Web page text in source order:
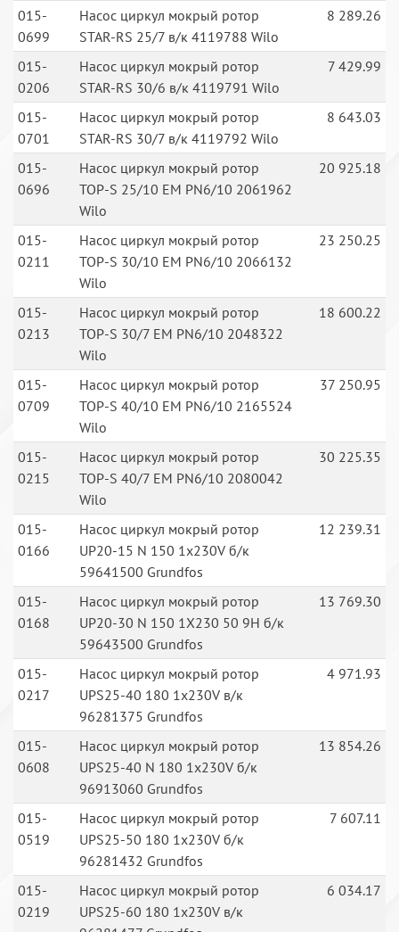
015-
0699
Насос циркул мокрый ротор
STAR-RS 25/7 в/к 4119788 Wilo
8 289.26
015-
0206
Насос циркул мокрый ротор
STAR-RS 30/6 в/к 4119791 Wilo
7 429.99
015-
0701
Насос циркул мокрый ротор
STAR-RS 30/7 в/к 4119792 Wilo
8 643.03
015-
0696
Насос циркул мокрый ротор
TOP-S 25/10 EM PN6/10 2061962
Wilo
20 925.18
015-
0211
Насос циркул мокрый ротор
TOP-S 30/10 EM PN6/10 2066132
Wilo
23 250.25
015-
0213
Насос циркул мокрый ротор
TOP-S 30/7 EM PN6/10 2048322
Wilo
18 600.22
015-
0709
Насос циркул мокрый ротор
TOP-S 40/10 EM PN6/10 2165524
Wilo
37 250.95
015-
0215
Насос циркул мокрый ротор
TOP-S 40/7 EM PN6/10 2080042
Wilo
30 225.35
015-
0166
Насос циркул мокрый ротор
UP20-15 N 150 1x230V б/к
59641500 Grundfos
12 239.31
015-
0168
Насос циркул мокрый ротор
UP20-30 N 150 1X230 50 9H б/к
59643500 Grundfos
13 769.30
015-
0217
Насос циркул мокрый ротор
UPS25-40 180 1x230V в/к
96281375 Grundfos
4 971.93
015-
0608
Насос циркул мокрый ротор
UPS25-40 N 180 1x230V б/к
96913060 Grundfos
13 854.26
015-
0519
Насос циркул мокрый ротор
UPS25-50 180 1x230V б/к
96281432 Grundfos
7 607.11
015-
0219
Насос циркул мокрый ротор
UPS25-60 180 1x230V в/к
6 034.17